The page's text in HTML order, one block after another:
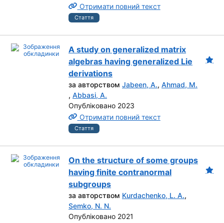
Отримати повний текст
Стаття
A study on generalized matrix
algebras having generalized Lie
derivations
за авторством Jabeen, A., Ahmad, M.
, Abbasi, A.
Опубліковано 2023
Отримати повний текст
Стаття
On the structure of some groups
having finite contranormal
subgroups
за авторством Kurdachenko, L. A.,
Semko, N. N.
Опубліковано 2021